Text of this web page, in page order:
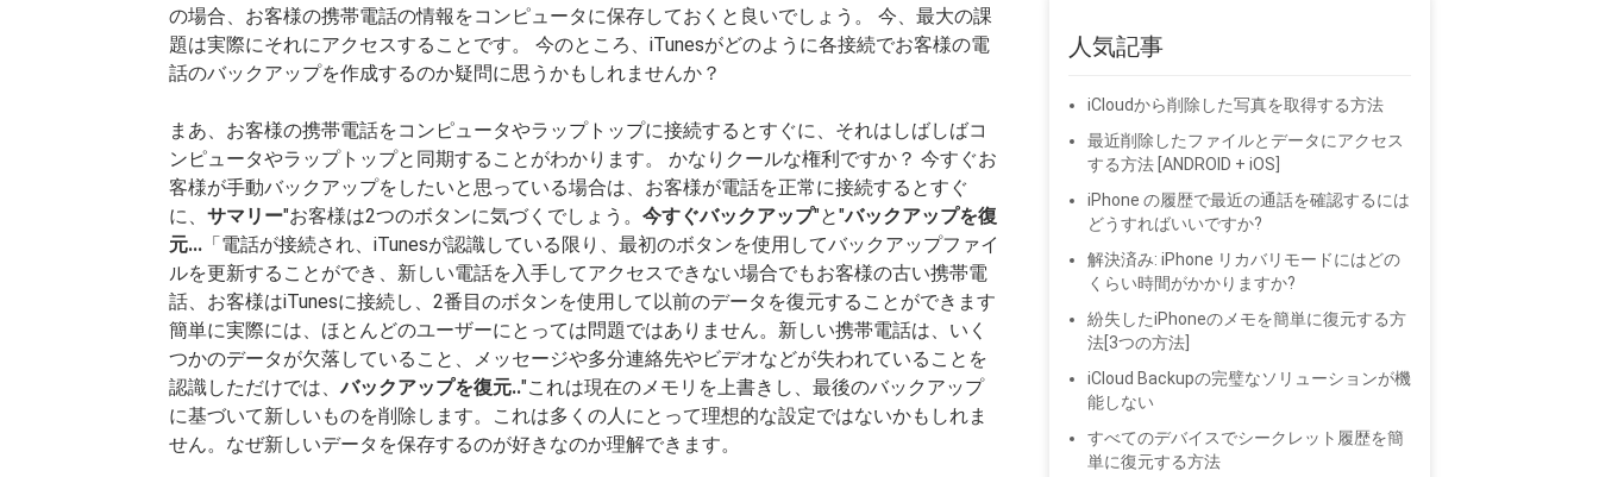
の場合、お客様の携帯電話の情報をコンピュータに保存しておくと良いでしょう。 今、最大の課
題は実際にそれにアクセスすることです。 今のところ、iTunesがどのように各接続でお客様の電
話のバックアップを作成するのか疑問に思うかもしれませんか？
まあ、お客様の携帯電話をコンピュータやラップトップに接続するとすぐに、それはしばしばコ
ンピュータやラップトップと同期することがわかります。 かなりクールな権利ですか？ 今すぐお
客様が手動バックアップをしたいと思っている場合は、お客様が電話を正常に接続するとすぐ
に、 サマリー"お客様は2つのボタンに気づくでしょう。 今すぐバックアップ"と"バックアップを復
元... 「電話が接続され、iTunesが認識している限り、最初のボタンを使用してバックアップファイ
ルを更新することができ、新しい電話を入手してアクセスできない場合でもお客様の古い携帯電
話、お客様はiTunesに接続し、2番目のボタンを使用して以前のデータを復元することができます
簡単に実際には、ほとんどのユーザーにとっては問題ではありません。新しい携帯電話は、いく
つかのデータが欠落していること、メッセージや多分連絡先やビデオなどが失われていることを
認識しただけでは、バックアップを復元.."これは現在のメモリを上書きし、最後のバックアップ
に基づいて新しいものを削除します。これは多くの人にとって理想的な設定ではないかもしれま
せん。なぜ新しいデータを保存するのが好きなのか理解できます。
人気記事
iCloudから削除した写真を取得する方法
最近削除したファイルとデータにアクセス
する方法 [ANDROID + iOS]
iPhone の履歴で最近の通話を確認するには
どうすればいいですか?
解決済み: iPhone リカバリモードにはどの
くらい時間がかかりますか?
紛失したiPhoneのメモを簡単に復元する方
法[3つの方法]
iCloud Backupの完璧なソリューションが機
能しない
すべてのデバイスでシークレット履歴を簡
単に復元する方法